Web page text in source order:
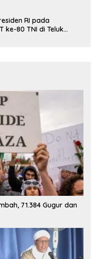
RI pada
ke-80 TNI di Teluk
71.384 Gugur dan